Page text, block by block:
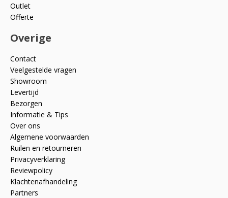
Outlet
Offerte
Overige
Contact
Veelgestelde vragen
Showroom
Levertijd
Bezorgen
Informatie & Tips
Over ons
Algemene voorwaarden
Ruilen en retourneren
Privacyverklaring
Reviewpolicy
Klachtenafhandeling
Partners